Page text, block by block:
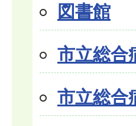
図書館
市立総合
市立総合